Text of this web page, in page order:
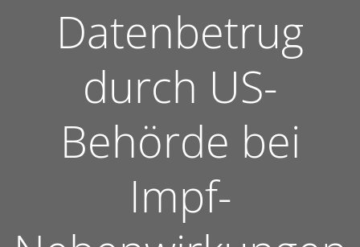
Datenbetrug
durch US-
Behörde bei
Impf-